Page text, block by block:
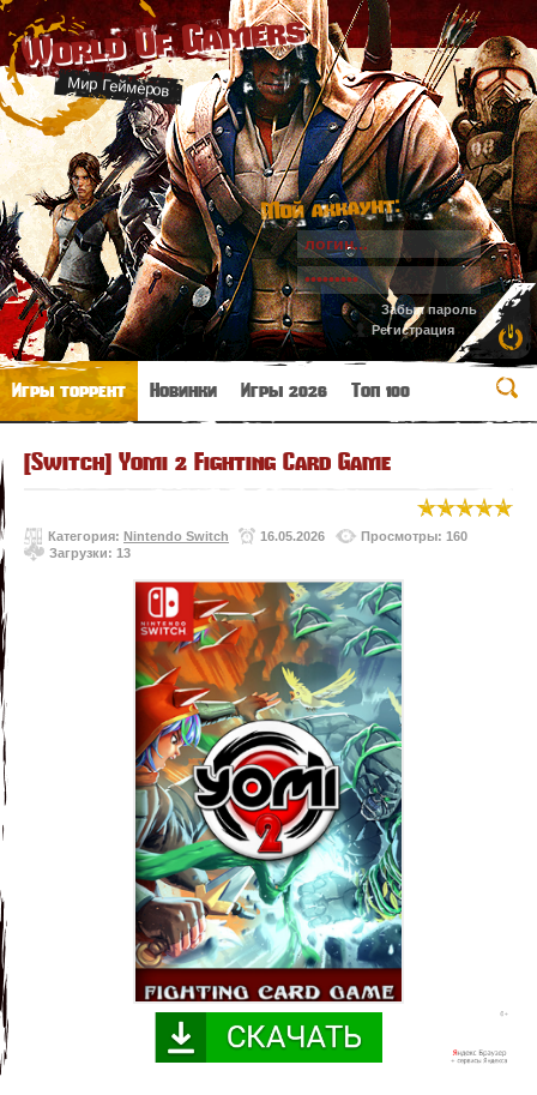
World Of Gamers
Мир Геймеров
Мой аккаунт:
Забыл пароль
Регистрация
Игры торрент Новинки Игры 2026 Топ 100
[Switch] Yomi 2 Fighting Card Game
Категория: Nintendo Switch 16.05.2026
Просмотры: 160
Загрузки: 13